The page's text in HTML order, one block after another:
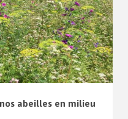
abeilles en milieu